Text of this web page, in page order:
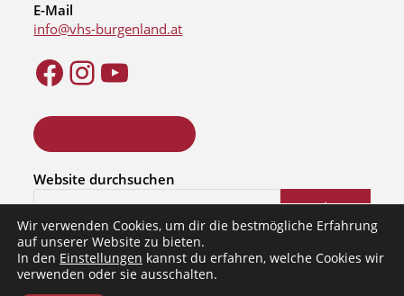
E-Mail
info@vhs-burgenland.at
Website durchsuchen
Suchen
Wir verwenden Cookies, um dir die bestmögliche Erfahrung
auf unserer Website zu bieten.
In den Einstellungen kannst du erfahren, welche Cookies wir
verwenden oder sie ausschalten.